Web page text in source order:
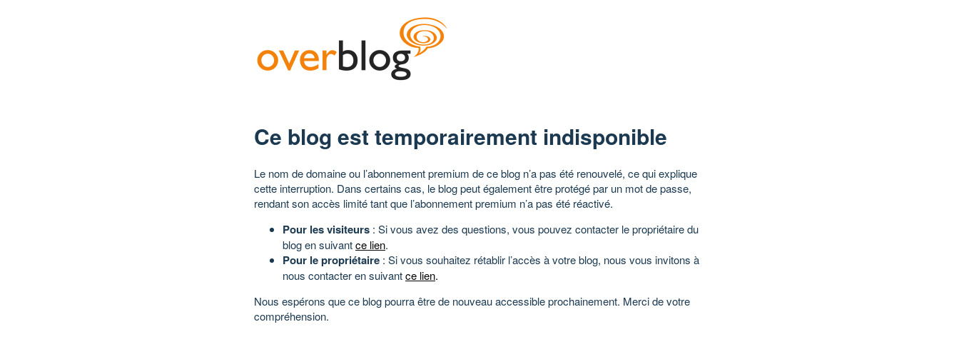
Ce blog est temporairement indisponible
Le nom de domaine ou l’abonnement premium de ce blog n’a pas été renouvelé, ce qui explique
cette interruption. Dans certains cas, le blog peut également être protégé par un mot de passe,
rendant son accès limité tant que l’abonnement premium n’a pas été réactivé.
Pour les visiteurs : Si vous avez des questions, vous pouvez contacter le propriétaire du
blog en suivantce lien.
Pour le propriétaire : Si vous souhaitez rétablir l’accès à votre blog, nous vous invitons à
nous contacter en suivantce lien.
Nous espérons que ce blog pourra être de nouveau accessible prochainement. Merci de votre
compréhension.